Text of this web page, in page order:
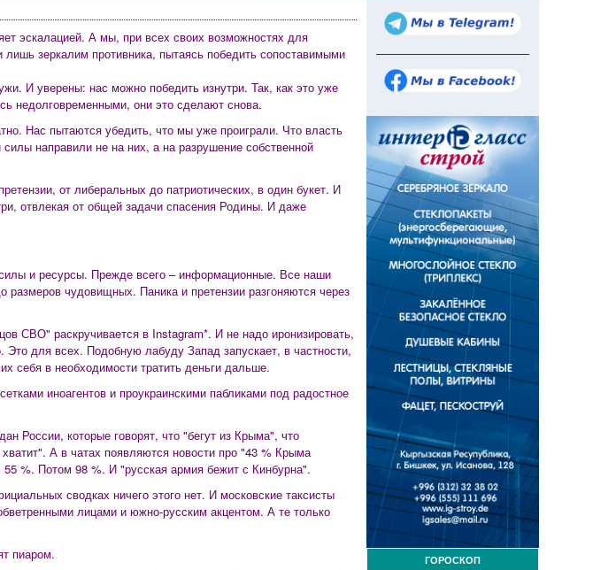
эскалацией. А мы, при всех своих возможностях для
зеркалим противника, пытаясь победить сопоставимыми
И уверены: нас можно победить изнутри. Так, как это уже
недолговременными, они это сделают снова.
Нас пытаются убедить, что мы уже проиграли. Что власть
направили не на них, а на разрушение собственной
от либеральных до патриотических, в один букет. И
отвлекая от общей задачи спасения Родины. И даже
и ресурсы. Прежде всего – информационные. Все наши
чудовищных. Паника и претензии разгоняются через
СВО" раскручивается в Instagram*. И не надо иронизировать,
Это для всех. Подобную лабуду Запад запускает, в частности,
себя в необходимости тратить деньги дальше.
иноагентов и проукраинскими пабликами под радостное
России, которые говорят, что "бегут из Крыма", что
А в чатах появляются новости про "43 % Крыма
%. Потом 98 %. И "русская армия бежит с Кинбурна".
сводках ничего этого нет. И московские таксисты
лицами и южно-русским акцентом. А те только
пиаром.
ГОРОСКОП